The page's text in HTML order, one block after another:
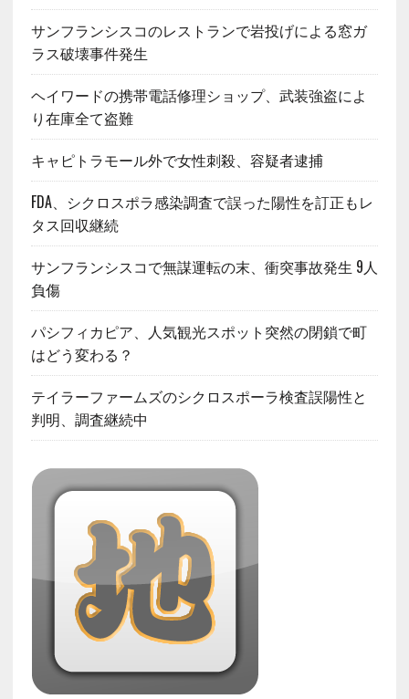
サンフランシスコのレストランで岩投げによる窓ガ
ラス破壊事件発生
ヘイワードの携帯電話修理ショップ、武装強盗によ
り在庫全て盗難
キャピトラモール外で女性刺殺、容疑者逮捕
FDA、シクロスポラ感染調査で誤った陽性を訂正もレ
タス回収継続
サンフランシスコで無謀運転の末、衝突事故発生 9人
負傷
パシフィカピア、人気観光スポット突然の閉鎖で町
はどう変わる？
テイラーファームズのシクロスポーラ検査誤陽性と
判明、調査継続中